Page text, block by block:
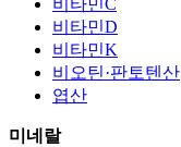
비타민D
비타민K
비오틴·판토텐산
엽산
미네랄